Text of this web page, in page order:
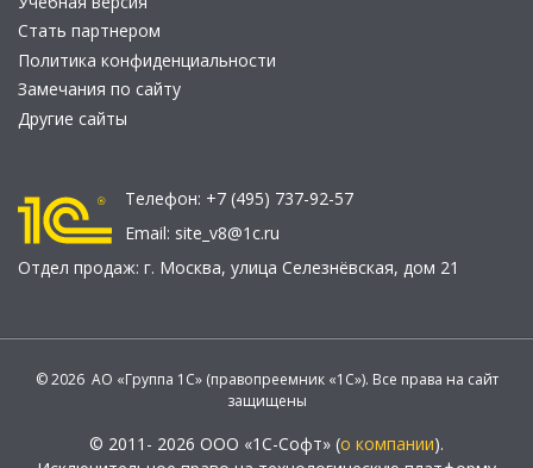
Стать партнером
Политика конфиденциальности
Замечания по сайту
Другие сайты
Телефон: +7 (495) 737-92-57
Email: site_v8@1c.ru
Отдел продаж: г. Москва, улица Селезнёвская, дом 21
© 2026 АО «Группа 1С» (правопреемник «1С»). Все права на сайт
защищены
© 2011- 2026 ООО «1С-Софт» (о компании).